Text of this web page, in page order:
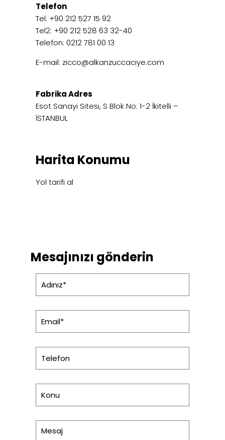
Telefon
Tel: +90 212 527 15 92
Tel2: +90 212 528 63 32-40
Telefon: 0212 781 00 13
E-mail: zicco@alkanzuccaciye.com
Fabrika Adres
Esot Sanayi Sitesi, S Blok No: 1-2 İkitelli –
İSTANBUL
Harita Konumu
Yol tarifi al
Mesajınızı gönderin